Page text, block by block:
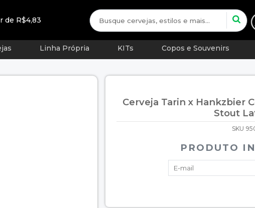
de R$4,83
Linha Própria KITs Copos e Souvenirs
Cerveja Tarin x Hankzbier
Stout
SKU
PRODUTO